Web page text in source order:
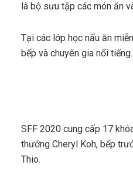
là bộ sưu tập các món ăn
Tại các lớp học nấu ăn
bếp và chuyên gia nổi
SFF 2020 cung cấp 17
thưởng Cheryl Koh, bếp
Thio.